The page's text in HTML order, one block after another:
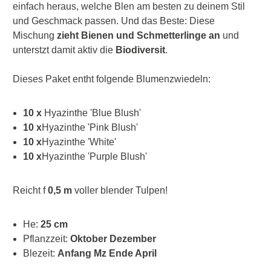
einfach heraus, welche Blen am besten zu deinem Stil
und Geschmack passen. Und das Beste: Diese
Mischung zieht Bienen und Schmetterlinge an und
unterstzt damit aktiv die Biodiversit.
Dieses Paket entht folgende Blumenzwiedeln:
10 x Hyazinthe 'Blue Blush'
10 xHyazinthe 'Pink Blush'
10 xHyazinthe 'White'
10 xHyazinthe 'Purple Blush'
Reicht f0,5 m voller blender Tulpen!
He: 25 cm
Pflanzzeit: Oktober Dezember
Blezeit: Anfang Mz Ende April